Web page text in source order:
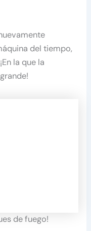
del tiempo,
la que la
de fuego!